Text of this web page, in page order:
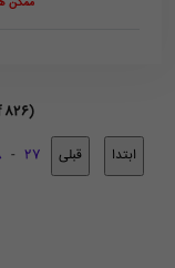
826)
27
-